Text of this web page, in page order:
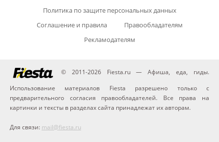
Политика по защите персональных данных
Соглашение и правила
Правообладателям
Рекламодателям
© 2011-2026 Fiesta.ru — Афиша, еда, гиды.
Использование материалов Fiesta разрешено только с
предварительного согласия правообладателей. Все права на
картинки и тексты в разделах сайта принадлежат их авторам.
Для связи: mail@fiesta.ru